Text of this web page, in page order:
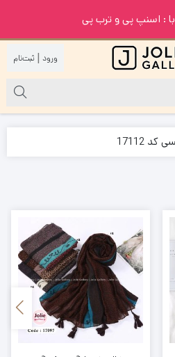
: اسنپ پی و ترب پی
|
17112